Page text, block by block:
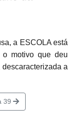
a ESCOLA está
o motivo que deu
a
39